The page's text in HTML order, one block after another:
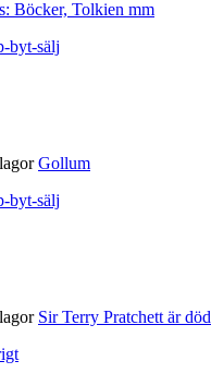
Böcker, Tolkien mm
byt-sälj
Gollum
byt-sälj
Sir Terry Pratchett är död